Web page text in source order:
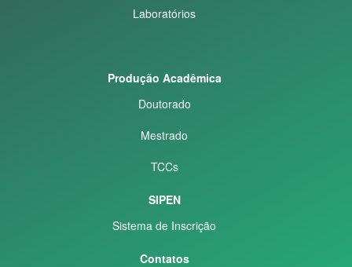
Laboratórios
Produção Acadêmica
Doutorado
Mestrado
TCCs
SIPEN
Sistema de Inscrição
Contatos